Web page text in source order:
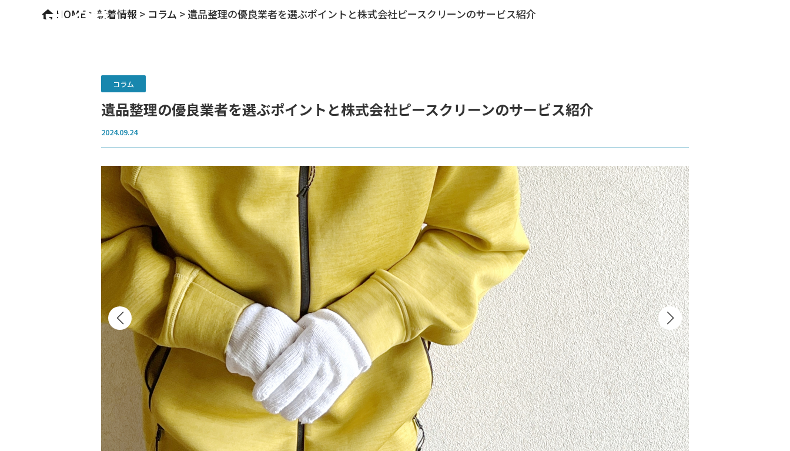
コラム
HOME > 新着情報 > コラム > 遺品整理の優良業者を選ぶポイントと株式会社ピースクリーンのサービス紹介
コラム
遺品整理の優良業者を選ぶポイントと株式会社ピースクリーンのサービス紹介
2024.09.24